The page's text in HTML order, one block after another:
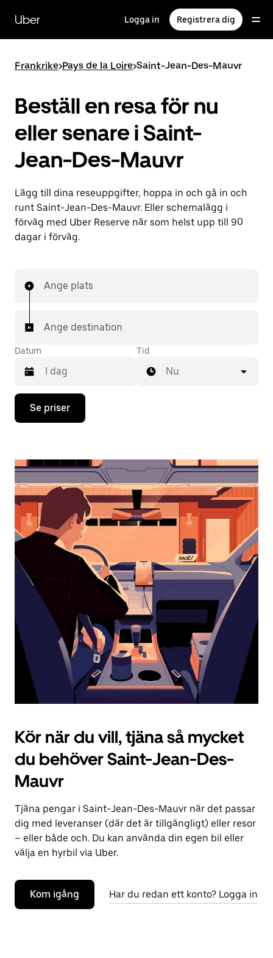
huvudinnehållet
Uber Logga in Registrera dig
Frankrike>Pays de la Loire>Saint-Jean-Des-Mauvr
Beställ en resa för nu
eller senare i Saint-
Jean-Des-Mauvr
Lägg till dina reseuppgifter, hoppa in och gå in och
runt Saint-Jean-Des-Mauvr. Eller schemalägg i
förväg med Uber Reserve när som helst upp till 90
dagar i förväg.
Ange plats
Ange destination
Datum
Tryck
nedåtpilen
kalendern
välja
ett
datum.
Tryck
på
ESC-
knappen
för
stänga
kalendern.
Tid
Nu
Se priser
Kör när du vill, tjäna så mycket
du behöver Saint-Jean-Des-
Mauvr
Tjäna pengar i Saint-Jean-Des-Mauvr när det passar
dig med leveranser (där det är tillgängligt) eller resor
– eller både och. Du kan använda din egen bil eller
välja en hyrbil via Uber.
Kom igång Har du redan ett konto? Logga in